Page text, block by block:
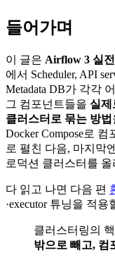
들어가며
이 글은 Airflow 3 실
에서 Scheduler, API
Metadata DB가 각각
그 컴포넌트들을 실제
클러스터로 묶는 방법
Docker Compose로
로 펼친 다음, 마지막
로덕션 클러스터를
다 읽고 나면 다음 편
·executor 튜닝을 적
클러스터링의
밖으로 빼고, 컴